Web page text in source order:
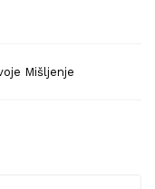
Mišljenje